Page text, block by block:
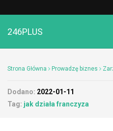
246PLUS
Strona Główna Prowadzę biznes
Dodano: 2022-01-11
Tag: jak działa franczyza